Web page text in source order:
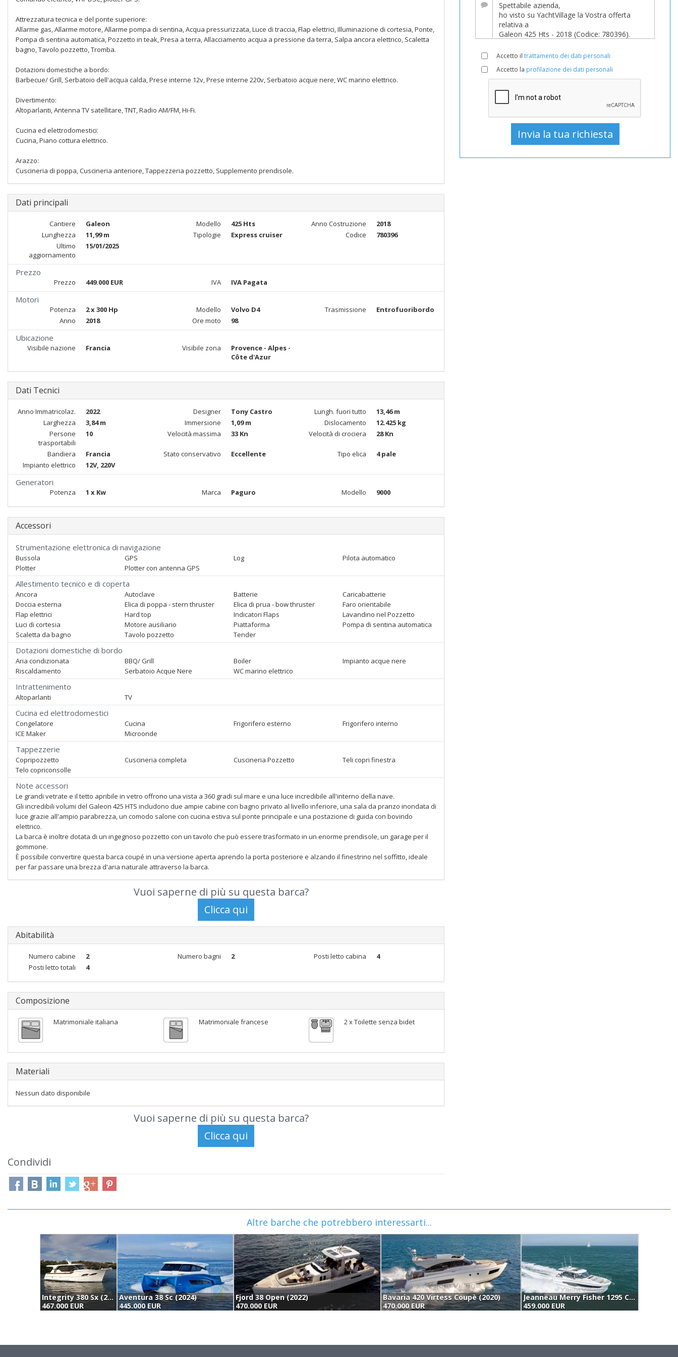
a
449.000 EUR
su
Barca,
Barche,
In
vendita,
Barche
Usato,
Barca
Attrezzatura tecnica e del ponte superiore:
Allarme gas, Allarme motore, Allarme pompa di sentina, Acqua pressurizzata, Luce di traccia, Flap elettrici, Illuminazione di cortesia, Ponte,
Pompa di sentina automatica, Pozzetto in teak, Presa a terra, Allacciamento acqua a pressione da terra, Salpa ancora elettrico, Scaletta
bagno, Tavolo pozzetto, Tromba.
Dotazioni domestiche a bordo:
Barbecue/ Grill, Serbatoio dell'acqua calda, Prese interne 12v, Prese interne 220v, Serbatoio acque nere, WC marino elettrico.
Divertimento:
Altoparlanti, Antenna TV satellitare, TNT, Radio AM/FM, Hi-Fi.
Cucina ed elettrodomestici:
Cucina, Piano cottura elettrico.
Arazzo:
Cuscineria di poppa, Cuscineria anteriore, Tappezzeria pozzetto, Supplemento prendisole.
Dati principali
Cantiere Galeon Modello 425 Hts Anno Costruzione
2018
Lunghezza
11,99 m Tipologie Express cruiser Codice
780396
Ultimo
aggiornamento
15/01/2025
Prezzo
Prezzo 449.000 EUR IVA IVA Pagata
Motori
Potenza 2 x 300 Hp Modello Volvo D4 Trasmissione
Entrofuoribordo
Anno
2018 Ore moto 98
Ubicazione
Visibile nazione Francia Visibile zona
Provence - Alpes -
Côte d'Azur
Dati Tecnici
Anno Immatricolaz. 2022 Designer Tony Castro Lungh. fuori tutto
13,46 m
Larghezza
3,84 m Immersione 1,09 m Dislocamento
12.425 kg
Persone
trasportabili
10 Velocità massima 33 Kn Velocità di crociera 28 Kn
Bandiera Francia Stato conservativo Eccellente Tipo elica
4 pale
Impianto elettrico
12V, 220V
Generatori
Potenza 1 x Kw Marca Paguro Modello 9000
Accessori
Strumentazione elettronica di navigazione
Bussola GPS Log
Pilota automatico
Plotter
Plotter con antenna GPS
Allestimento tecnico e di coperta
Ancora Autoclave Batterie
Caricabatterie
Doccia esterna
Elica di poppa - stern thruster Elica di prua - bow thruster
Faro orientabile
Flap elettrici
Hard top Indicatori Flaps
Lavandino nel Pozzetto
Luci di cortesia
Motore ausiliario Piattaforma
Pompa di sentina automatica
Scaletta da bagno
Tavolo pozzetto Tender
Dotazioni domestiche di bordo
Aria condizionata BBQ/ Grill Boiler
Impianto acque nere
Riscaldamento
Serbatoio Acque Nere WC marino elettrico
Intrattenimento
Altoparlanti TV
Cucina ed elettrodomestici
Congelatore Cucina Frigorifero esterno
Frigorifero interno
ICE Maker
Microonde
Tappezzerie
Copripozzetto Cuscineria completa Cuscineria Pozzetto
Teli copri finestra
Telo copriconsolle
Note accessori
Le grandi vetrate e il tetto apribile in vetro offrono una vista a 360 gradi sul mare e una luce incredibile all'interno della nave.
Gli incredibili volumi del Galeon 425 HTS includono due ampie cabine con bagno privato al livello inferiore, una sala da pranzo inondata di
luce grazie all'ampio parabrezza, un comodo salone con cucina estiva sul ponte principale e una postazione di guida con bovindo
elettrico.
La barca è inoltre dotata di un ingegnoso pozzetto con un tavolo che può essere trasformato in un enorme prendisole, un garage per il
gommone.
È possibile convertire questa barca coupé in una versione aperta aprendo la porta posteriore e alzando il finestrino nel soffitto, ideale
per far passare una brezza d'aria naturale attraverso la barca.
Vuoi saperne di più su questa barca?
Abitabilità
Numero cabine 2 Numero bagni 2 Posti letto cabina
4
Posti letto totali
4
Composizione
Matrimoniale italiana Matrimoniale francese 2 x Toilette senza bidet
Materiali
Nessun dato disponibile
Vuoi saperne di più su questa barca?
Condividi
Accetto il trattamento dei dati personali
Accetto la profilazione dei dati personali
Altre barche che potrebbero interessarti...
Integrity 380 Sx (2023)
467.000 EUR
Aventura 38 Sc (2024)
445.000 EUR
Fjord 38 Open (2022)
470.000 EUR
Bavaria 420 Virtess Coupè (2020)
470.000 EUR
Jeanneau Merry Fisher 1295 Coupé
459.000 EUR